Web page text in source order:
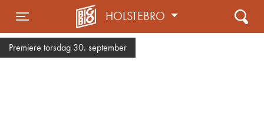
Toggle navigation
HOLSTEBRO
Premiere torsdag 30. september